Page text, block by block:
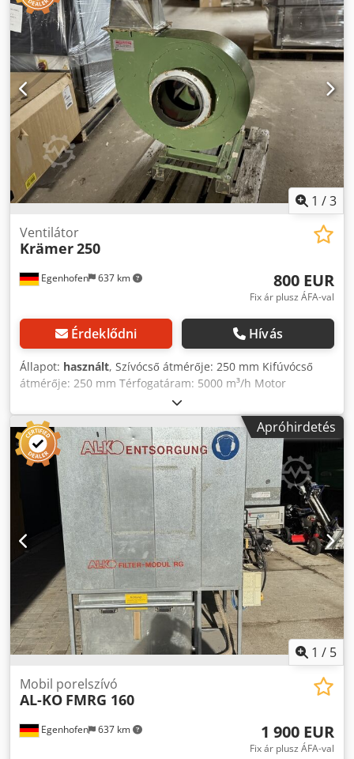
1 /3
Egenhofen 637 km
Ventilátor
Krämer250
800 EUR
Fix ár plusz ÁFA-val
Érdeklődni Hívás
Állapot: használt, Szívócső átmérője: 250 mm Kifúvócső
átmérője: 250 mm Térfogatáram: 5000 m³/h Motor
teljesítmény: 5,5 kW Súly: 100 kg Dcedpfx Aeyvz Rvsklok
Apróhirdetés
1 / 5
Egenhofen 637 km
Mobil porelszívó
AL-KO FMRG 160
1 900 EUR
Fix ár plusz ÁFA-val